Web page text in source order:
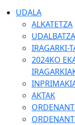
UDALA
ALKATETZA
UDALBATZA
IRAGARKI-
2024KO
AKTAK